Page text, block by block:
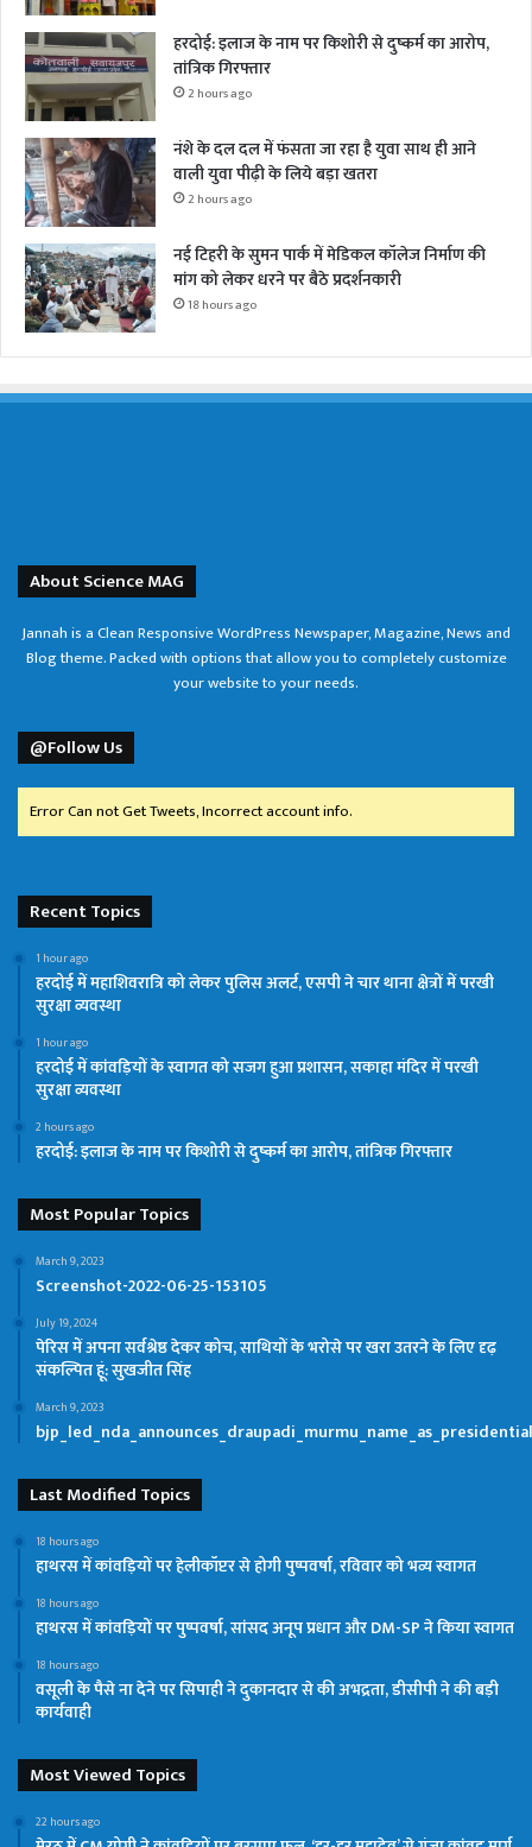
हरदोई: इलाज के नाम पर किशोरी से दुष्कर्म का आरोप,
तांत्रिक गिरफ्तार
2 hours ago
नंशे के दल दल में फंसता जा रहा है युवा साथ ही आने
वाली युवा पीढ़ी के लिये बड़ा खतरा
2 hours ago
नई टिहरी के सुमन पार्क में मेडिकल कॉलेज निर्माण की
मांग को लेकर धरने पर बैठे प्रदर्शनकारी
18 hours ago
About Science MAG
Jannah is a Clean Responsive WordPress Newspaper, Magazine, News and
Blog theme. Packed with options that allow you to completely customize
your website to your needs.
@Follow Us
Error Can not Get Tweets, Incorrect account info.
Recent Topics
1 hour ago
हरदोई में महाशिवरात्रि को लेकर पुलिस अलर्ट, एसपी ने चार थाना क्षेत्रों में परखी
सुरक्षा व्यवस्था
1 hour ago
हरदोई में कांवड़ियों के स्वागत को सजग हुआ प्रशासन, सकाहा मंदिर में परखी
सुरक्षा व्यवस्था
2 hours ago
हरदोई: इलाज के नाम पर किशोरी से दुष्कर्म का आरोप, तांत्रिक गिरफ्तार
Most Popular Topics
March 9, 2023
Screenshot-2022-06-25-153105
July 19, 2024
पेरिस में अपना सर्वश्रेष्ठ देकर कोच, साथियों के भरोसे पर खरा उतरने के लिए दृढ़
संकल्पित हूं: सुखजीत सिंह
March 9, 2023
Last Modified Topics
18 hours ago
हाथरस में कांवड़ियों पर हेलीकॉप्टर से होगी पुष्पवर्षा, रविवार को भव्य स्वागत
18 hours ago
हाथरस में कांवड़ियों पर पुष्पवर्षा, सांसद अनूप प्रधान और DM-SP ने किया स्वागत
18 hours ago
वसूली के पैसे ना देने पर सिपाही ने दुकानदार से की अभद्रता, डीसीपी ने की बड़ी
कार्यवाही
Most Viewed Topics
22 hours ago